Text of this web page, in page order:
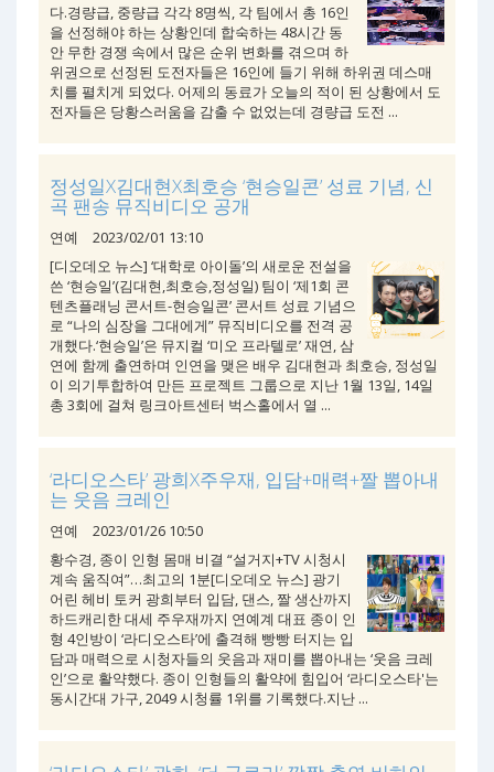
다.경량급, 중량급 각각 8명씩, 각 팀에서 총 16인
을 선정해야 하는 상황인데 합숙하는 48시간 동
안 무한 경쟁 속에서 많은 순위 변화를 겪으며 하
위권으로 선정된 도전자들은 16인에 들기 위해 하위권 데스매
치를 펼치게 되었다. 어제의 동료가 오늘의 적이 된 상황에서 도
전자들은 당황스러움을 감출 수 없었는데 경량급 도전 ...
정성일X김대현X최호승 ‘현승일콘’ 성료 기념, 신
곡 팬송 뮤직비디오 공개
연예
2023/02/01 13:10
[디오데오 뉴스] ‘대학로 아이돌’의 새로운 전설을
쓴 ‘현승일’(김대현,최호승,정성일) 팀이 ‘제1회 콘
텐츠플래닝 콘서트-현승일콘’ 콘서트 성료 기념으
로 “나의 심장을 그대에게” 뮤직비디오를 전격 공
개했다.‘현승일’은 뮤지컬 ‘미오 프라텔로’ 재연, 삼
연에 함께 출연하며 인연을 맺은 배우 김대현과 최호승, 정성일
이 의기투합하여 만든 프로젝트 그룹으로 지난 1월 13일, 14일
총 3회에 걸쳐 링크아트센터 벅스홀에서 열 ...
‘라디오스타’ 광희X주우재, 입담+매력+짤 뽑아내
는 웃음 크레인
연예
2023/01/26 10:50
황수경, 종이 인형 몸매 비결 “설거지+TV 시청시
계속 움직여”…최고의 1분[디오데오 뉴스] 광기
어린 헤비 토커 광희부터 입담, 댄스, 짤 생산까지
하드캐리한 대세 주우재까지 연예계 대표 종이 인
형 4인방이 ‘라디오스타’에 출격해 빵빵 터지는 입
담과 매력으로 시청자들의 웃음과 재미를 뽑아내는 ‘웃음 크레
인’으로 활약했다. 종이 인형들의 활약에 힘입어 ‘라디오스타'는
동시간대 가구, 2049 시청률 1위를 기록했다.지난 ...